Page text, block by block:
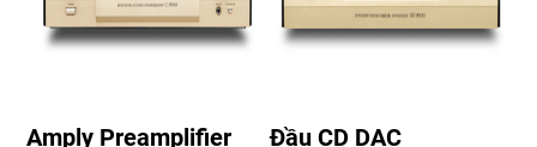
Amply Preamplifier Đầu CD DAC